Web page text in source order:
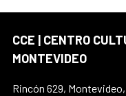
CCE | CENTRO
MONTEVIDEO
Rincón 629,